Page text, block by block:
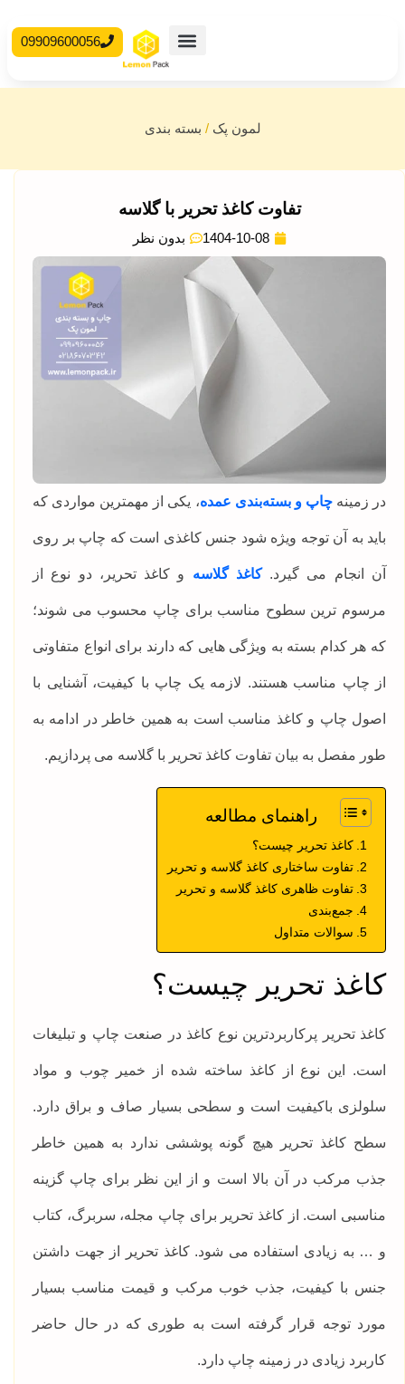
09909600056
لمون پک / بسته بندی
تفاوت کاغذ تحریر با گلاسه
1404-10-08 بدون نظر
در زمینهچاپ و بسته‌بندی عمده، یکی از مهمترین مواردی که
باید به آن توجه ویژه شود جنس کاغذی است که چاپ بر روی
آن انجام می گیرد.کاغذ گلاسه و کاغذ تحریر، دو نوع از
مرسوم ترین سطوح مناسب برای چاپ محسوب می شوند؛
که هر کدام بسته به ویژگی هایی که دارند برای انواع متفاوتی
از چاپ مناسب هستند. لازمه یک چاپ با کیفیت، آشنایی با
اصول چاپ و کاغذ مناسب است به همین خاطر در ادامه به
طور مفصل به بیان تفاوت‌ کاغذ تحریر با گلاسه می پردازیم.
راهنمای مطالعه
کاغذ تحریر چیست؟
تفاوت ساختاری کاغذ گلاسه و تحریر
تفاوت ظاهری کاغذ گلاسه و تحریر
جمع‌بندی
سوالات متداول
کاغذ تحریر چیست؟
کاغذ تحریر پرکاربردترین نوع کاغذ در صنعت چاپ و تبلیغات
است. این نوع از کاغذ ساخته شده از خمیر چوب و مواد
سلولزی باکیفیت است و سطحی بسیار صاف و براق دارد.
سطح کاغذ تحریر هیچ گونه پوششی ندارد به همین خاطر
جذب مرکب در آن بالا است و از این نظر برای چاپ گزینه
مناسبی است. از کاغذ تحریر برای چاپ مجله، سربرگ، کتاب
و … به زیادی استفاده می‌ شود. کاغذ تحریر از جهت داشتن
جنس با کیفیت، جذب خوب مرکب و قیمت مناسب بسیار
مورد توجه قرار گرفته است به طوری که در حال حاضر
کاربرد زیادی در زمینه چاپ دارد.